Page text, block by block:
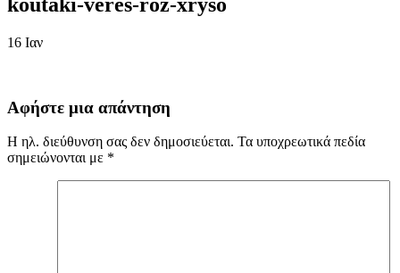
16 Ιαν
Αφήστε μια απάντηση
Η ηλ. διεύθυνση σας δεν δημοσιεύεται. Τα υποχρεωτικά πεδία
σημειώνονται με *